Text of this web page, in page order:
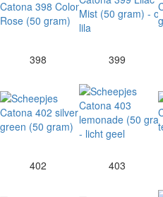
398 399
402 403